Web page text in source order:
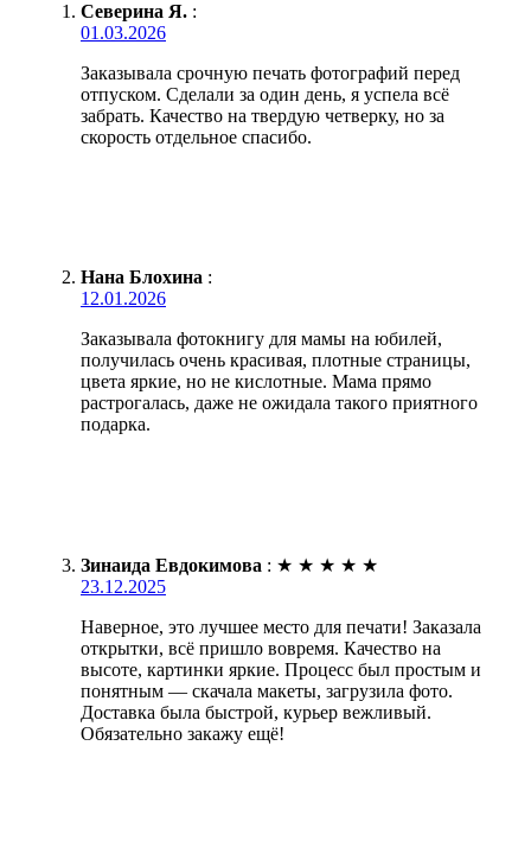
Северина Я. :
01.03.2026
Заказывала срочную печать фотографий перед
отпуском. Сделали за один день, я успела всё
забрать. Качество на твердую четверку, но за
скорость отдельное спасибо.
Нана Блохина :
12.01.2026
Заказывала фотокнигу для мамы на юбилей,
получилась очень красивая, плотные страницы,
цвета яркие, но не кислотные. Мама прямо
растрогалась, даже не ожидала такого приятного
подарка.
Зинаида Евдокимова : ★ ★ ★ ★ ★
23.12.2025
Наверное, это лучшее место для печати! Заказала
открытки, всё пришло вовремя. Качество на
высоте, картинки яркие. Процесс был простым и
понятным — скачала макеты, загрузила фото.
Доставка была быстрой, курьер вежливый.
Обязательно закажу ещё!